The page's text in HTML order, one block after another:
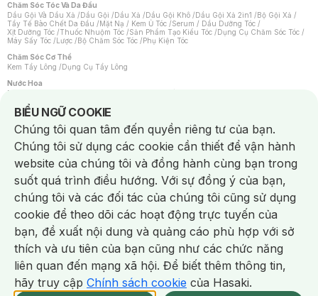
Chăm Sóc Tóc Và Da Đầu
Dầu Gội Và Dầu Xả /Dầu Gội /Dầu Xả /Dầu Gội Khô /Dầu Gội Xả 2in1 /Bộ Gội Xả /
Tẩy Tế Bào Chết Da Đầu /Mặt Nạ / Kem Ủ Tóc /Serum / Dầu Dưỡng Tóc /
Xịt Dưỡng Tóc /Thuốc Nhuộm Tóc /Sản Phẩm Tạo Kiểu Tóc /Dụng Cụ Chăm Sóc Tóc /
Máy Sấy Tóc /Lược /Bộ Chăm Sóc Tóc /Phụ Kiện Tóc
Chăm Sóc Cơ Thể
Kem Tẩy Lông /Dụng Cụ Tẩy Lông
Nước Hoa
Nước Hoa Nữ
Chăm Sóc Cá Nhân
Chống Muỗi /Khẩu Trang /Máy Massage/Mặt Nạ Xông Hơi /Nước Rửa Tay/
Sản Phẩm Chăm Sóc Khác /Bàn Chải Đánh Răng /Bàn Chải Điện/
Hỗ Trợ Trắng Răng/Kem Đánh Răng /Máy Tăm Nước/ Nước Súc Miệng/
Tăm / Chỉ Nha Khoa/ Xịt Thơm Miệng / Dung Dịch Vệ Sinh/Dưỡng Vùng Kín/
Khăn Ướt Vệ Sinh Vùng Kín/Băng Vệ Sinh/Tampon/Bọt Cạo Râu /Dao Cạo Râu/
Máy Cạo Râu
Vấn Đề Về Da
Da Dầu / Lỗ Chân Lông To/ Da Khô / Mất Nước/ Da Lão Hóa/ Da Mụn/
Da Nhạy Cảm / Kích Ứng
Da Xỉn Màu Thâm / Nám / Tàn Nhang
Quầng Thâm & Bọng Mắt /Sẹo /Viêm Da Cơ Địa
Dụng Cụ / Phụ Kiện Chăm Sóc Da
Bông Tẩy Trang
Khăn Lau Mặt Khô Dụng Cụ / Máy Rửa Mặt Máy Chăm Sóc Da
Dụng Cụ Chăm Sóc Khác
BIỂU NGỮ COOKIE
Notice about cookies usage
Chúng tôi quan tâm đến quyền riêng tư của bạn.
Chúng tôi sử dụng các cookie cần thiết để vận hành
website của chúng tôi và đồng hành cùng bạn trong
suốt quá trình điều hướng. Với sự đồng ý của bạn,
chúng tôi và các đối tác của chúng tôi cũng sử dụng
cookie để theo dõi các hoạt động trực tuyến của
bạn, đề xuất nội dung và quảng cáo phù hợp với sở
thích và ưu tiên của bạn cũng như các chức năng
liên quan đến mạng xã hội. Để biết thêm thông tin,
hãy truy cập Chính sách cookie của Hasaki.